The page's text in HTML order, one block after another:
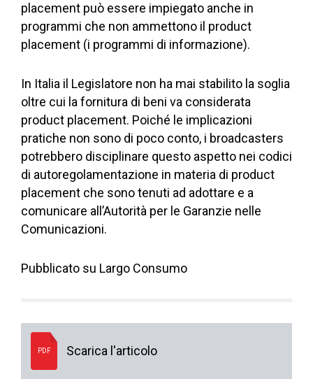
placement può essere impiegato anche in
programmi che non ammettono il product
placement (i programmi di informazione).
In Italia il Legislatore non ha mai stabilito la soglia
oltre cui la fornitura di beni va considerata
product placement. Poiché le implicazioni
pratiche non sono di poco conto, i broadcasters
potrebbero disciplinare questo aspetto nei codici
di autoregolamentazione in materia di product
placement che sono tenuti ad adottare e a
comunicare all’Autorità per le Garanzie nelle
Comunicazioni.
Pubblicato su Largo Consumo
PDF Scarica l'articolo